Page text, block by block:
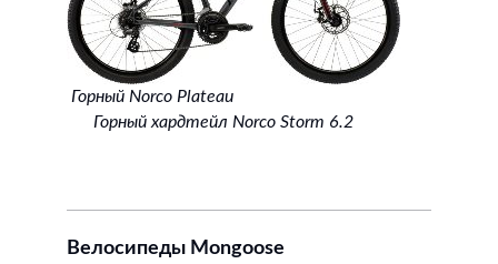
Горный Norco Plateau
Горный хардтейл Norco Storm 6.2
Велосипеды Mongoose